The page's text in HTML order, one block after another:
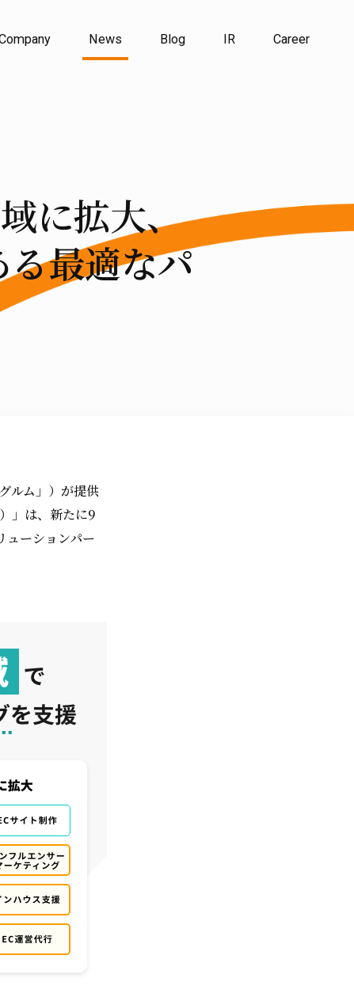
News Blog IR Career
に拡大、
最適なパ
ルム」）が提供
」は、新たに9
ューションパー